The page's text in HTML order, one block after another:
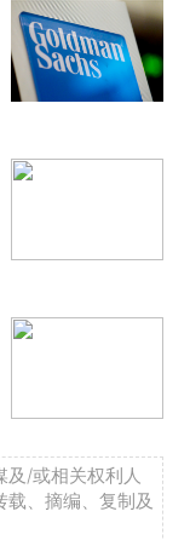
及/或相关权利人
、摘编、复制及